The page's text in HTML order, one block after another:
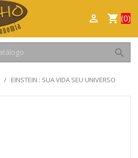
shopping_cart (0)

search
EINSTEIN : SUA VIDA SEU UNIVERSO